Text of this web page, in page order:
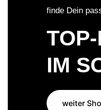
finde Dein
IM
weiter